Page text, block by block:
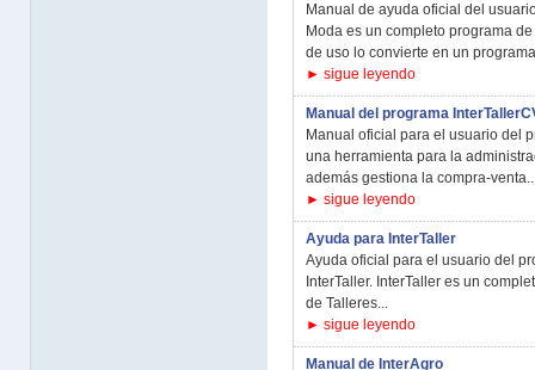
Manual de ayuda oficial del
Moda es un completo programa
de uso lo convierte en un
► sigue leyendo
Manual del programa
Manual oficial para el usuario del
una herramienta para la
además gestiona la compra-
► sigue leyendo
Ayuda para InterTaller
Ayuda oficial para el usuario del
InterTaller. InterTaller es un
de Talleres...
► sigue leyendo
Manual de InterAgro